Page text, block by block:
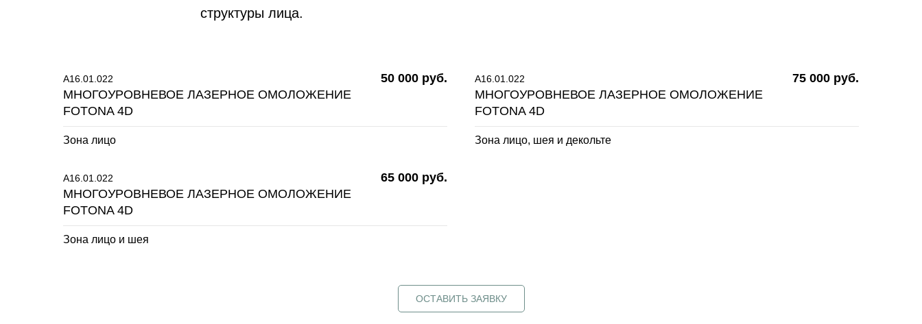
структуры лица.
A16.01.022
МНОГОУРОВНЕВОЕ ЛАЗЕРНОЕ ОМОЛОЖЕНИЕ
FOTONA 4D
50 000 руб.
Зона лицо
A16.01.022
МНОГОУРОВНЕВОЕ ЛАЗЕРНОЕ ОМОЛОЖЕНИЕ
FOTONA 4D
65 000 руб.
Зона лицо и шея
A16.01.022
МНОГОУРОВНЕВОЕ ЛАЗЕРНОЕ ОМОЛОЖЕНИЕ
FOTONA 4D
75 000 руб.
Зона лицо, шея и декольте
ОСТАВИТЬ ЗАЯВКУ